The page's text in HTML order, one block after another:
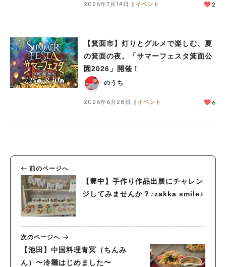
2026年7月14日 イベント 2
【箕面市】灯りとグルメで楽しむ、夏
の箕面の夜。「サマーフェスタ箕面公
園2026」開催！
のうち
2026年6月28日 イベント 6
前のページへ
【豊中】手作り作品出展にチャレン
ジしてみませんか？♪zakka smile♪
次のページへ
【池田】中国料理青冥（ちんみ
ん）〜冷麺はじめました〜